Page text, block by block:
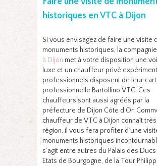
historiques en VTC à Dijon
Si vous envisagez de faire une visite
monuments historiques, la
à Dijon met à votre disposition une
luxe et un chauffeur privé
professionnels disposent de leur
professionnelle Bartollino VTC. Ces
chauffeurs sont aussi agréés par la
préfecture de Dijon Côte d’Or.
chauffeur de VTC à Dijon connaît
région, il vous fera profiter d’une
monuments historiques
s’agit entre autres du Palais des
Etats de Bourgogne, de la Tour